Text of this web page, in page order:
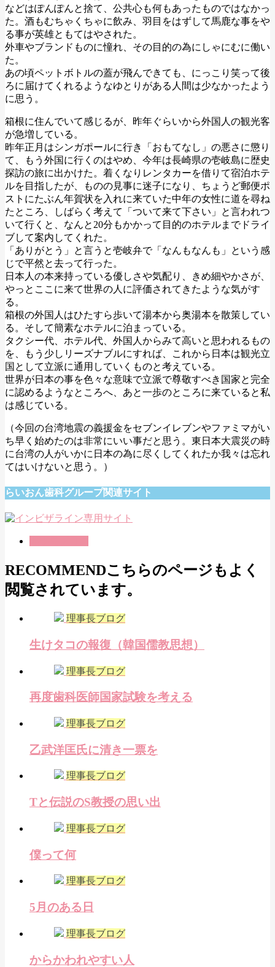
などはぽんぽんと捨て、公共心も何もあったものではなかっ
た。酒もむちゃくちゃに飲み、羽目をはずして馬鹿な事をや
る事が英雄ともてはやされた。
外車やブランドものに憧れ、その目的の為にしゃにむに働い
た。
あの頃ペットボトルの蓋が飛んできても、にっこり笑って後
ろに届けてくれるようなゆとりがある人間は少なかったよう
に思う。
箱根に住んでいて感じるが、昨年ぐらいから外国人の観光客
が急増している。
昨年正月はシンガポールに行き「おもてなし」の悪さに懲り
て、もう外国に行くのはやめ、今年は長崎県の壱岐島に歴史
探訪の旅に出かけた。着くなりレンタカーを借りて宿泊ホテ
ルを目指したが、ものの見事に迷子になり、ちょうど郵便ポ
ストにたぶん年賀状を入れに来ていた中年の女性に道を尋ね
たところ、しばらく考えて「ついて来て下さい」と言われつ
いて行くと、なんと20分もかかって目的のホテルまでドライ
ブして案内してくれた。
「ありがとう」と言うと壱岐弁で「なんもなんも」という感
じで平然と去って行った。
日本人の本来持っている優しさや気配り、きめ細やかさが、
やっとここに来て世界の人に評価されてきたような気がす
る。
箱根の外国人はひたすら歩いて湯本から奥湯本を散策してい
る。そして簡素なホテルに泊まっている。
タクシー代、ホテル代、外国人からみて高いと思われるもの
を、もう少しリーズナブルにすれば、これから日本は観光立
国として立派に通用していくものと考えている。
世界が日本の事を色々な意味で立派で尊敬すべき国家と完全
に認めるようなところへ、あと一歩のところに来ていると私
は感じている。
（今回の台湾地震の義援金をセブンイレブンやファミマがい
ち早く始めたのは非常にいい事だと思う。東日本大震災の時
に台湾の人がいかに日本の為に尽くしてくれたか我々は忘れ
てはいけないと思う。）
らいおん歯科グループ関連サイト
RECOMMENDこちらのページもよく
閲覧されています。
理事長ブログ
生けタコの報復（韓国儒教思想）
理事長ブログ
再度歯科医師国家試験を考える
理事長ブログ
乙武洋匡氏に清き一票を
理事長ブログ
Tと伝説のS教授の思い出
理事長ブログ
僕って何
理事長ブログ
5月のある日
理事長ブログ
からかわれやすい人